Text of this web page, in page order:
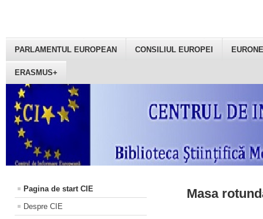
PARLAMENTUL EUROPEAN CONSILIUL EUROPEI
ERASMUS+
Pagina de start CIE
Despre CIE
Masa